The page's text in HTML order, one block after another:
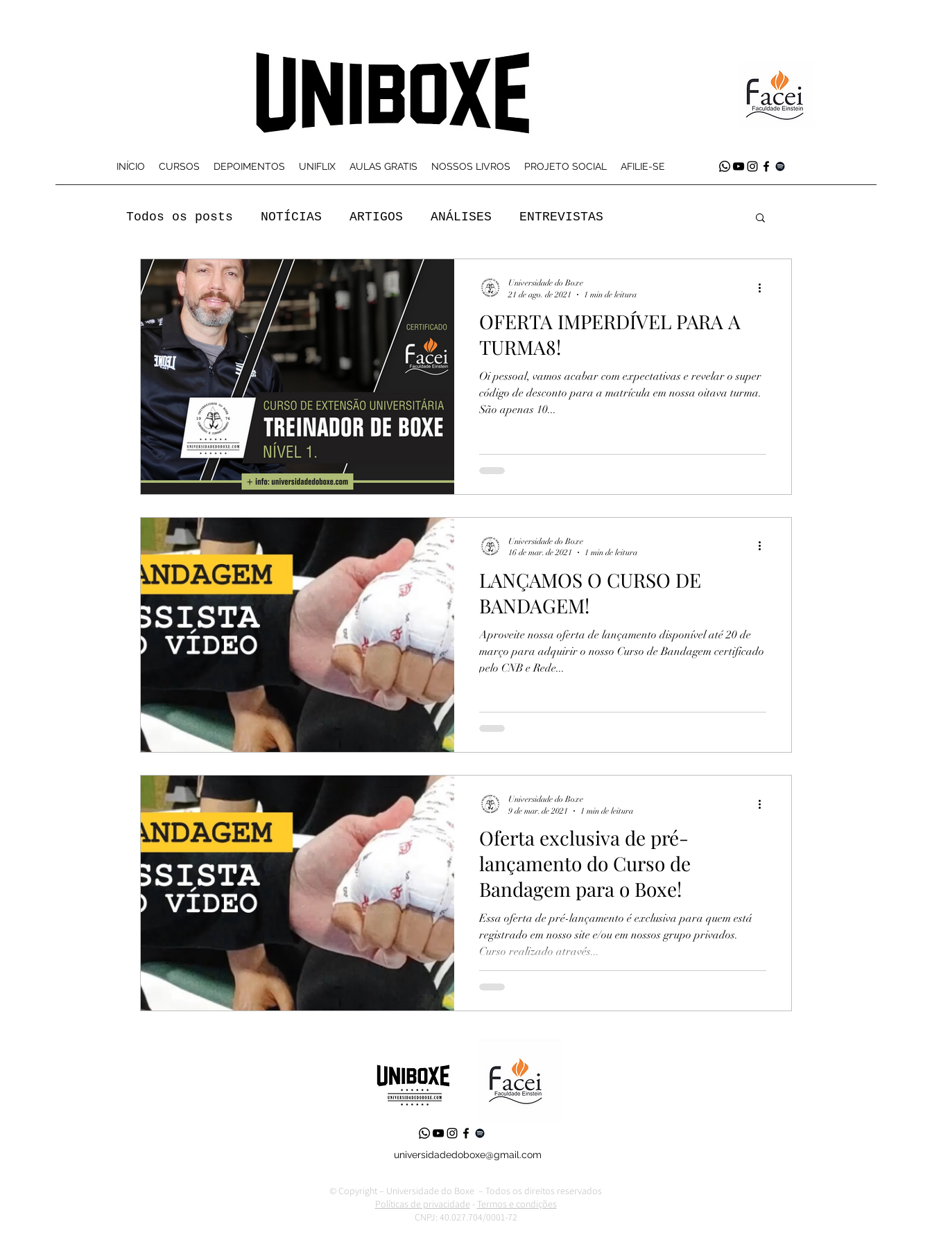
INÍCIO CURSOS DEPOIMENTOS UNIFLIX AULAS GRATIS NOSSOS LIVROS PROJETO SOCIAL AFILIE-SE
Todos os posts NOTÍCIAS ARTIGOS ANÁLISES ENTREVISTAS
OFERTA IMPERDÍVEL PARA A
TURMA8!
Oi pessoal, vamos acabar com expectativas e revelar o super
código de desconto para a matrícula em nossa oitava turma.
São apenas 10...
Universidade do Boxe
21 de ago. de 2021
1 min de leitura
LANÇAMOS O CURSO DE
BANDAGEM!
Aproveite nossa oferta de lançamento disponível até 20 de
março para adquirir o nosso Curso de Bandagem certificado
pelo CNB e Rede...
Universidade do Boxe
16 de mar. de 2021
1 min de leitura
Oferta exclusiva de pré-
lançamento do Curso de
Bandagem para o Boxe!
Essa oferta de pré-lançamento é exclusiva para quem está
registrado em nosso site e/ou em nossos grupo privados.
Curso realizado através...
Universidade do Boxe
9 de mar. de 2021
1 min de leitura
universidadedoboxe@gmail.com
© Copyright – Universidade do Boxe – Todos os direitos reservados
Políticas de privacidade - Termos e condições
CNPJ: 40.027.704/0001-72